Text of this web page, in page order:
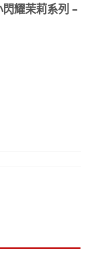
耀茉莉系列 –
金盤/粉色錶帶 數量